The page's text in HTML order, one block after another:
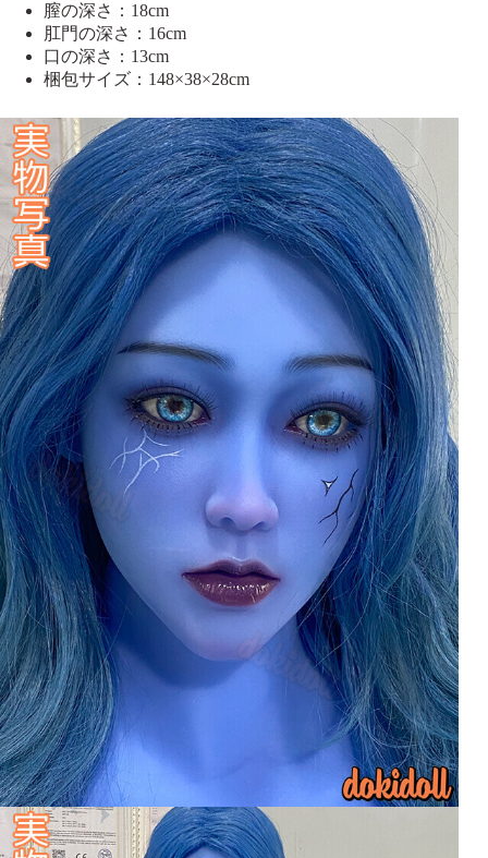
膣の深さ：18cm
肛門の深さ：16cm
口の深さ：13cm
梱包サイズ：148×38×28cm